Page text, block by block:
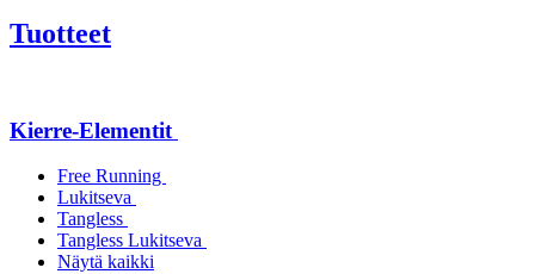
Tuotteet
Kierre-Elementit
Free Running
Lukitseva
Tangless
Tangless Lukitseva
Näytä kaikki